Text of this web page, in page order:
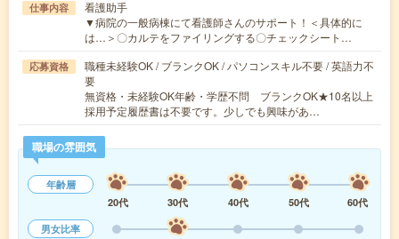
仕事内容
看護助手
▼病院の一般病棟にて看護師さんのサポート！＜具体的に
は…＞〇カルテをファイリングする〇チェックシート…
応募資格
職種未経験OK / ブランクOK / パソコンスキル不要 / 英語力不
要
無資格・未経験OK年齢・学歴不問 ブランクOK★10名以上
採用予定履歴書は不要です。少しでも興味があ…
職場の雰囲気
年齢層
20代
30代 40代 50代
60代
男女比率